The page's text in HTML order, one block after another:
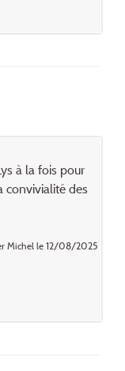
à la fois pour
convivialité des
Michel le 12/08/2025